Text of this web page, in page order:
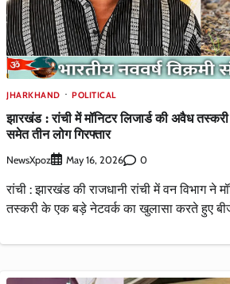
JHARKHAND POLITICAL
झारखंड : रांची में मॉनिटर लिजार्ड की अवैध
समेत तीन लोग गिरफ्तार
NewsXpoz May 16, 2026 0
रांची : झारखंड की राजधानी रांची में वन विभाग ने
तस्करी के एक बड़े नेटवर्क का खुलासा करते हुए